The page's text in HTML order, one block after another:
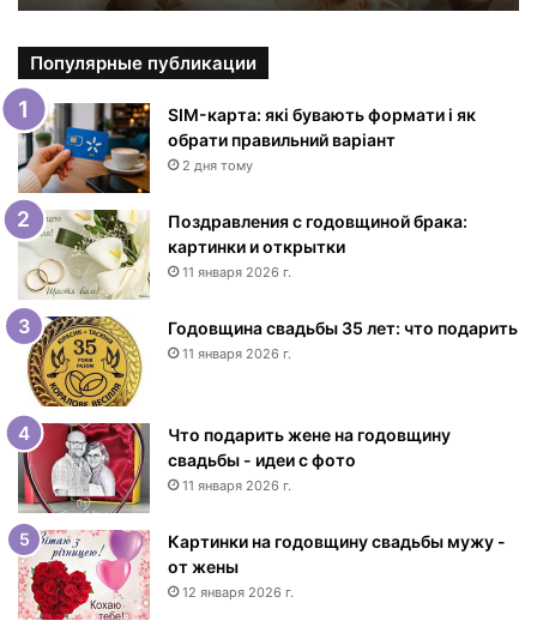
к
т
к
и
с
Д
н
е
р
о
ж
н
и
я
ж
е
н
щ
и
н
Популярные публикации
SIM-карта: які бувають формати і як
обрати правильний варіант
2 дня тому
Поздравления с годовщиной брака:
картинки и открытки
11 января 2026 г.
Годовщина свадьбы 35 лет: что подарить
11 января 2026 г.
Что подарить жене на годовщину
свадьбы - идеи с фото
11 января 2026 г.
Картинки на годовщину свадьбы мужу -
от жены
12 января 2026 г.